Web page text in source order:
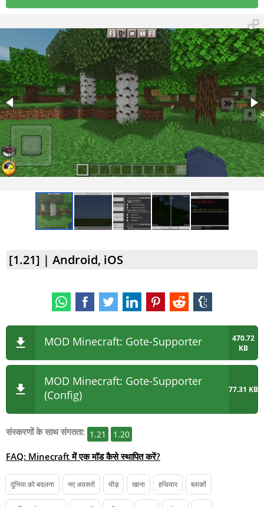
[1.21] | Android, iOS
MOD Minecraft: Gote-Supporter
470.72
KB
MOD Minecraft: Gote-Supporter
(Config)
77.31 KB
संस्करणों के साथ संगतता: 1.21 1.20
FAQ: Minecraft में एक मॉड कैसे स्थापित करें?
दुनिया को बदलना नए अवसरों भीड़ खाना हथियार ब्लाकों